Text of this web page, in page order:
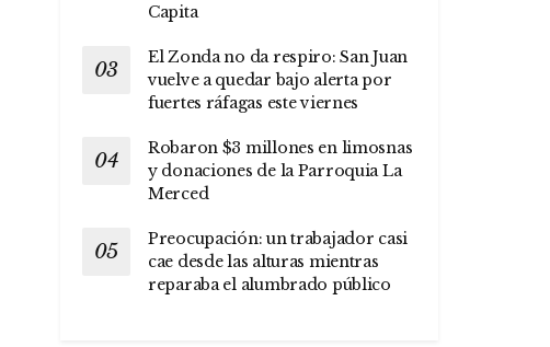
Capita
El Zonda no da respiro: San Juan
vuelve a quedar bajo alerta por
fuertes ráfagas este viernes
Robaron $3 millones en limosnas
y donaciones de la Parroquia La
Merced
Preocupación: un trabajador casi
cae desde las alturas mientras
reparaba el alumbrado público